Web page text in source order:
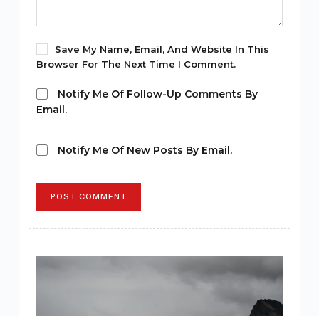
Save My Name, Email, And Website In This
Browser For The Next Time I Comment.
Notify Me Of Follow-Up Comments By
Email.
Notify Me Of New Posts By Email.
POST COMMENT